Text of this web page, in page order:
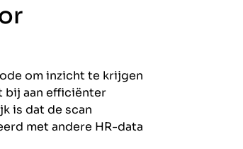
om inzicht te krijgen
bij aan efficiënter
is dat de scan
met andere HR-data